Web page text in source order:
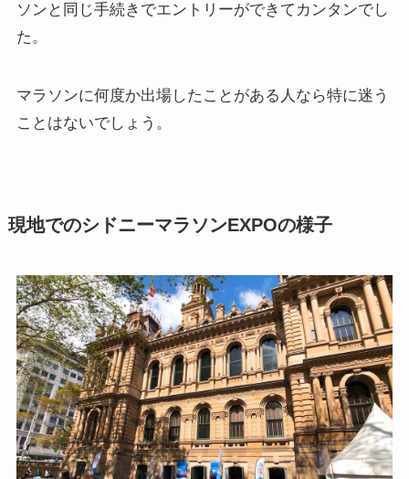
ソンと同じ手続きでエントリーができてカンタンでし
た。
マラソンに何度か出場したことがある人なら特に迷う
ことはないでしょう。
現地でのシドニーマラソンEXPOの様子